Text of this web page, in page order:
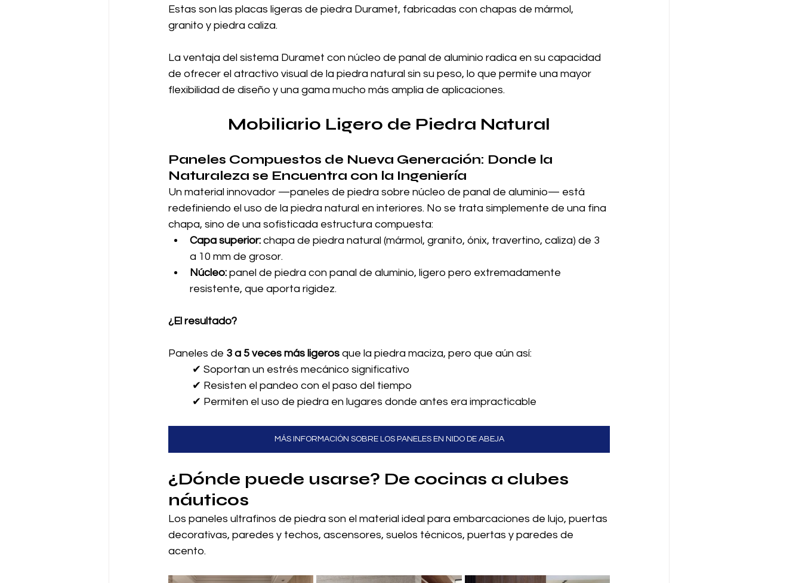
Estas son las placas ligeras de piedra Duramet, fabricadas con chapas de mármol,
granito y piedra caliza.
La ventaja del sistema Duramet con núcleo de panal de aluminio radica en su capacidad
de ofrecer el atractivo visual de la piedra natural sin su peso, lo que permite una mayor
flexibilidad de diseño y una gama mucho más amplia de aplicaciones.
Mobiliario Ligero de Piedra Natural
Paneles Compuestos de Nueva Generación: Donde la
Naturaleza se Encuentra con la Ingeniería
Un material innovador —paneles de piedra sobre núcleo de panal de aluminio— está
redefiniendo el uso de la piedra natural en interiores. No se trata simplemente de una fina
chapa, sino de una sofisticada estructura compuesta:
Capa superior: chapa de piedra natural (mármol, granito, ónix, travertino, caliza) de 3
a 10 mm de grosor.
Núcleo: panel de piedra con panal de aluminio, ligero pero extremadamente
resistente, que aporta rigidez.
¿El resultado?
Paneles de 3 a 5 veces más ligeros que la piedra maciza, pero que aún así:
✔ Soportan un estrés mecánico significativo
✔ Resisten el pandeo con el paso del tiempo
✔ Permiten el uso de piedra en lugares donde antes era impracticable
MÁS INFORMACIÓN SOBRE LOS PANELES EN NIDO DE ABEJA
¿Dónde puede usarse? De cocinas a clubes
náuticos
Los paneles ultrafinos de piedra son el material ideal para embarcaciones de lujo, puertas
decorativas, paredes y techos, ascensores, suelos técnicos, puertas y paredes de
acento.